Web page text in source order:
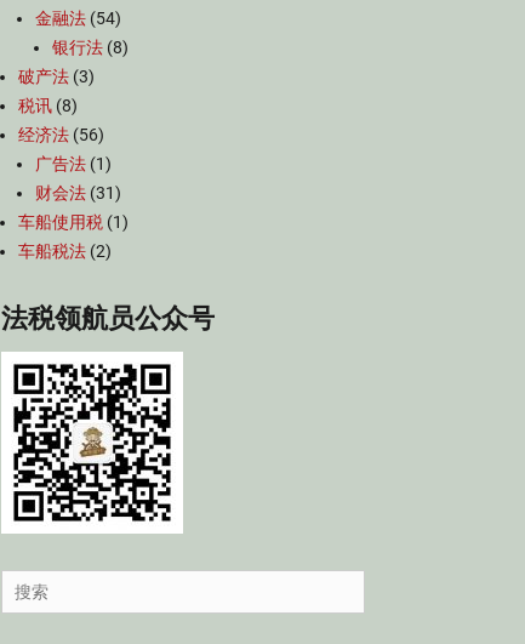
金融法 (54)
银行法 (8)
破产法 (3)
税讯 (8)
经济法 (56)
广告法 (1)
财会法 (31)
车船使用税 (1)
车船税法 (2)
法税领航员公众号
Search
for: